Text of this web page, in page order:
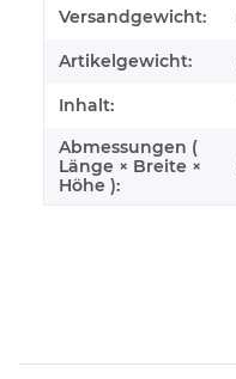
Produkteigenschaft
Wert
Versandgewicht:
Artikelgewicht:
Inhalt:
Abmessungen (
Länge × Breite ×
Höhe ):